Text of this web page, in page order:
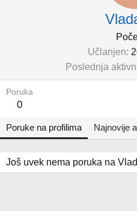
Učlanjen
Poslednja
Poruka
0
Poruke na profilima Najnovije
Još uvek nema poruka na